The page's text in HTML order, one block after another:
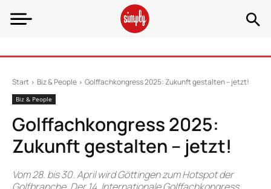
Start Biz & People Golffachkongress 2025: Zukunft gestalten – jetzt!
Biz & People
Golffachkongress 2025:
Zukunft gestalten – jetzt!
Vom 28. bis 30. April wird Göttingen zum Hotspot der